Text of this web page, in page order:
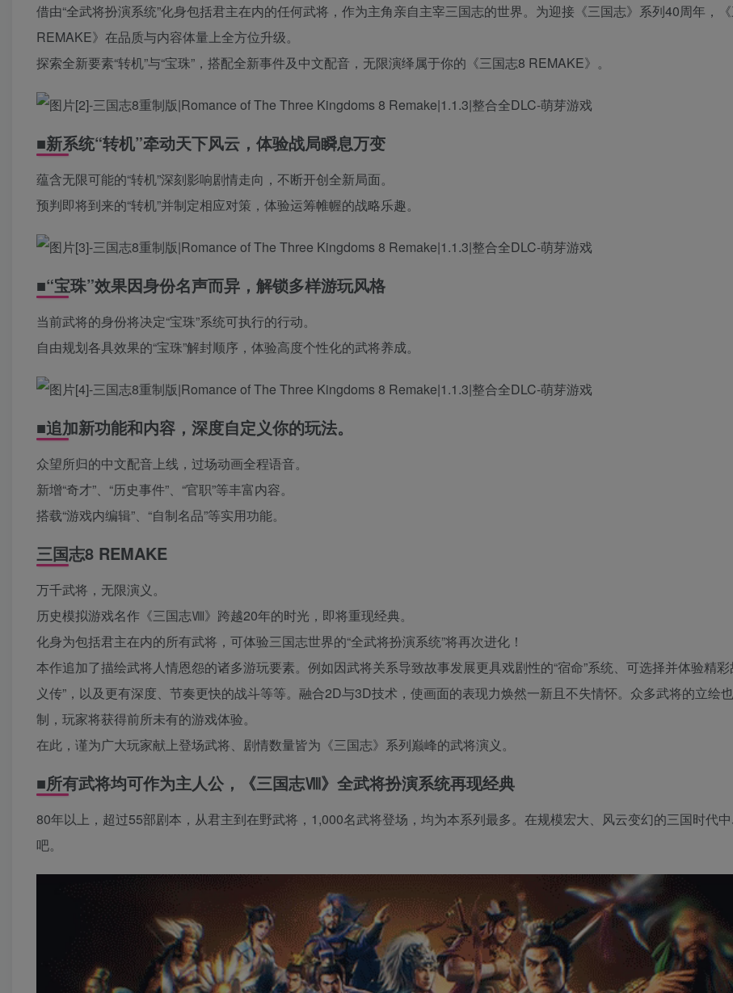
借由“全武将扮演系统”化身包括君主在内的任何武将，作为主角亲自主宰三国志的世界。为迎接《三国志》系列40周年，
REMAKE》在品质与内容体量上全方位升级。
探索全新要素“转机”与“宝珠”，搭配全新事件及中文配音，无限演绎属于你的《三国志8 REMAKE》。
■新系统“转机”牵动天下风云，体验战局瞬息万变
蕴含无限可能的“转机”深刻影响剧情走向，不断开创全新局面。
预判即将到来的“转机”并制定相应对策，体验运筹帷幄的战略乐趣。
■“宝珠”效果因身份名声而异，解锁多样游玩风格
当前武将的身份将决定“宝珠”系统可执行的行动。
自由规划各具效果的“宝珠”解封顺序，体验高度个性化的武将养成。
■追加新功能和内容，深度自定义你的玩法。
众望所归的中文配音上线，过场动画全程语音。
新增“奇才”、“历史事件”、“官职”等丰富内容。
搭载“游戏内编辑”、“自制名品”等实用功能。
三国志8 REMAKE
万千武将，无限演义。
历史模拟游戏名作《三国志Ⅷ》跨越20年的时光，即将重现经典。
化身为包括君主在内的所有武将，可体验三国志世界的“全武将扮演系统”将再次进化！
本作追加了描绘武将人情恩怨的诸多游玩要素。例如因武将关系导致故事发展更具戏剧性的“宿命”系统、可选择并体验精彩
义传”，以及更有深度、节奏更快的战斗等等。融合2D与3D技术，使画面的表现力焕然一新且不失情怀。众多武将的立绘
制，玩家将获得前所未有的游戏体验。
在此，谨为广大玩家献上登场武将、剧情数量皆为《三国志》系列巅峰的武将演义。
■所有武将均可作为主人公，《三国志Ⅷ》全武将扮演系统再现经典
80年以上，超过55部剧本，从君主到在野武将，1,000名武将登场，均为本系列最多。在规模宏大、风云变幻的三国时代
吧。